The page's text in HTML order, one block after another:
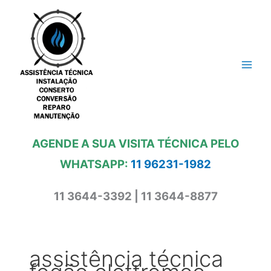
conteúdo
AGENDE A SUA VISITA TÉCNICA PELO
WHATSAPP: 11 96231-1982
11 3644-3392 | 11 3644-8877
assistência técnica